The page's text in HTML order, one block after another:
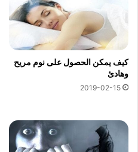
كيف يمكن الحصول على نوم مريح
وهادئ
2019-02-15